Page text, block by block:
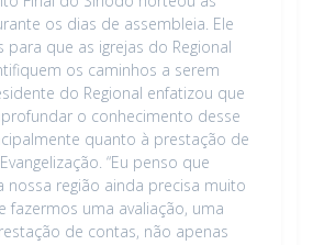
os dias de assembleia. Ele
para que as igrejas do Regional
os caminhos a serem
do Regional enfatizou que
o conhecimento desse
quanto à prestação de
“Eu penso que
nossa região ainda precisa muito
fazermos uma avaliação, uma
de contas, não apenas